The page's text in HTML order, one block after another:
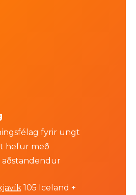
fyrir ungt
hefur með
aðstandendur
105 Iceland +